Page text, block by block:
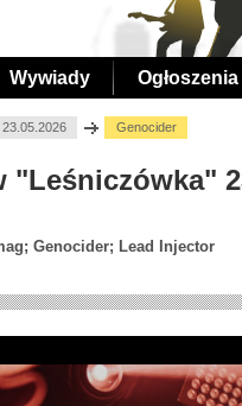
Wywiady Ogłoszenia
Genocider
Genocider; Lead Injector